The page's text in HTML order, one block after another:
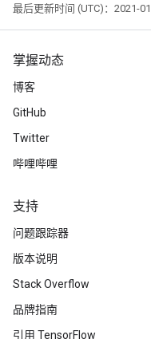
最后更新时间 (UTC)：2021-
掌握动态
博客
GitHub
Twitter
哔哩哔哩
支持
问题跟踪器
版本说明
Stack Overflow
品牌指南
引用 TensorFlow